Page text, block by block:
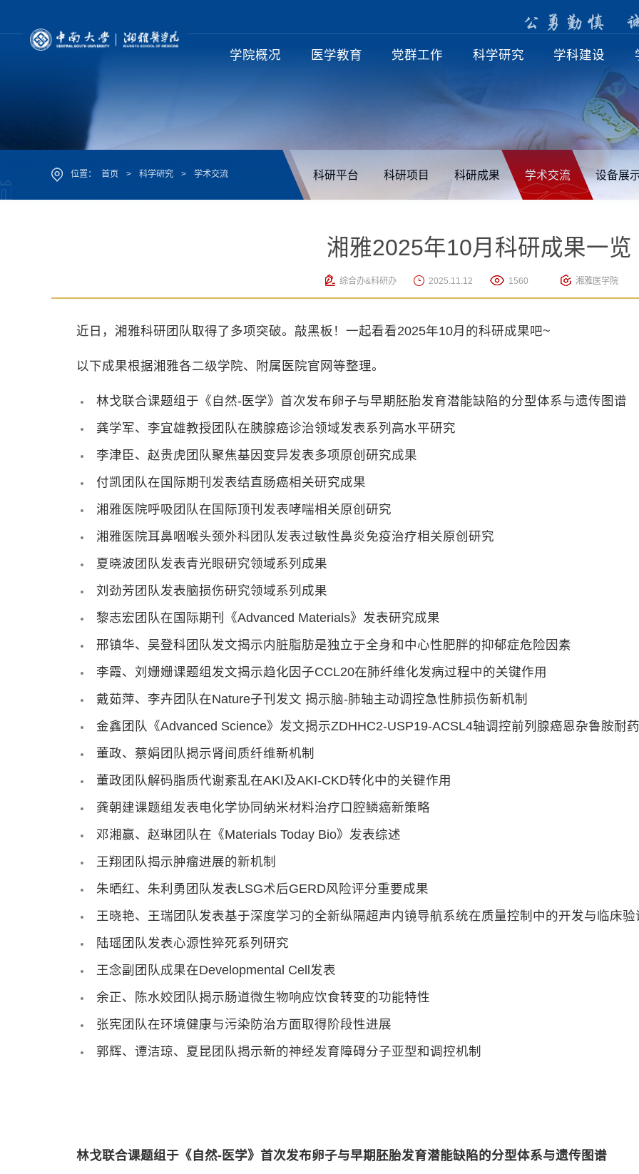
公 勇 勤 慎
学院概况 医学教育 党群工作 科学研究 学科建设
位置： 首页 > 科学研究 > 学术交流 科研平台 科研项目 科研成果 学术交流 设备展
湘雅2025年10月科研成果一览
综合办&科研办 2025.11.12 1560 湘雅医学院
近日，湘雅科研团队取得了多项突破。敲黑板！一起看看2025年10月的科研成果吧~
以下成果根据湘雅各二级学院、附属医院官网等整理。
林戈联合课题组于《自然-医学》首次发布卵子与早期胚胎发育潜能缺陷的分型体系与遗传图谱
龚学军、李宜雄教授团队在胰腺癌诊治领域发表系列高水平研究
李津臣、赵贵虎团队聚焦基因变异发表多项原创研究成果
付凯团队在国际期刊发表结直肠癌相关研究成果
湘雅医院呼吸团队在国际顶刊发表哮喘相关原创研究
湘雅医院耳鼻咽喉头颈外科团队发表过敏性鼻炎免疫治疗相关原创研究
夏晓波团队发表青光眼研究领域系列成果
刘劲芳团队发表脑损伤研究领域系列成果
黎志宏团队在国际期刊《Advanced Materials》发表研究成果
邢镇华、吴登科团队发文揭示内脏脂肪是独立于全身和中心性肥胖的抑郁症危险因素
李霞、刘姗姗课题组发文揭示趋化因子CCL20在肺纤维化发病过程中的关键作用
戴茹萍、李卉团队在Nature子刊发文 揭示脑-肺轴主动调控急性肺损伤新机制
金鑫团队《Advanced Science》发文揭示ZDHHC2-USP19-ACSL4轴调控前列腺癌恩杂鲁胺耐
董政、蔡娟团队揭示肾间质纤维新机制
董政团队解码脂质代谢紊乱在AKI及AKI-CKD转化中的关键作用
龚朝建课题组发表电化学协同纳米材料治疗口腔鳞癌新策略
邓湘赢、赵琳团队在《Materials Today Bio》发表综述
王翔团队揭示肿瘤进展的新机制
朱晒红、朱利勇团队发表LSG术后GERD风险评分重要成果
王晓艳、王瑞团队发表基于深度学习的全新纵隔超声内镜导航系统在质量控制中的开发与临床验
陆瑶团队发表心源性猝死系列研究
王念副团队成果在Developmental Cell发表
余正、陈水姣团队揭示肠道微生物响应饮食转变的功能特性
张宪团队在环境健康与污染防治方面取得阶段性进展
郭辉、谭洁琼、夏昆团队揭示新的神经发育障碍分子亚型和调控机制
林戈联合课题组于《自然-医学》首次发布卵子与早期胚胎发育潜能缺陷的分型体系与遗传图谱